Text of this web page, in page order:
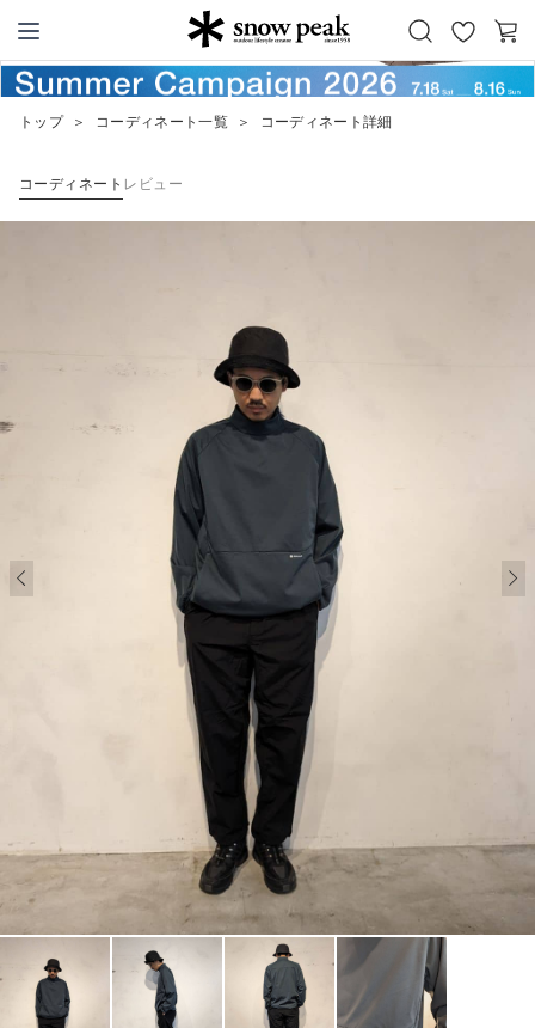
Snow Peak
お
カ
ー
トップ ＞ コーディネート一覧 ＞ コーディネート詳細
コーディネート レビュー